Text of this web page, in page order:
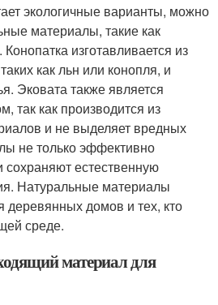
экологичные варианты, можно
материалы, такие как
изготавливается из
как льн или конопля, и
Эковата также является
так как производится из
и не выделяет вредных
не только эффективно
естественную
Натуральные материалы
деревянных домов и тех, кто
среде.
материал для